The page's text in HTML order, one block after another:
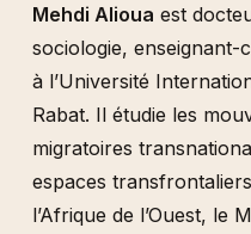
Mehdi Alioua est
sociologie, enseignant-
à l’Université
Rabat. Il étudie les
migratoires
espaces
l’Afrique de l’Ouest, le